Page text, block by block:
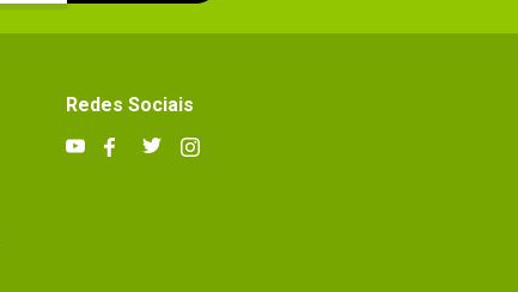
Redes Sociais